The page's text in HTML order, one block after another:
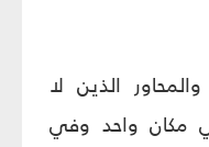
الذين لا
مكان واحد وفي